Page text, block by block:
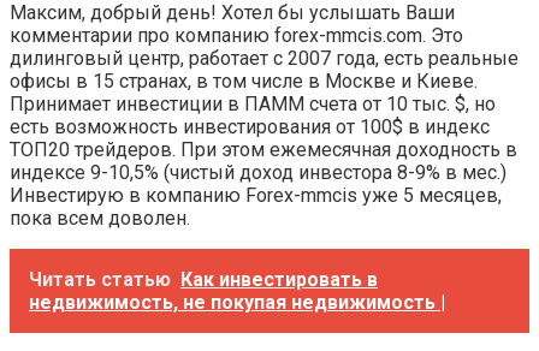
Максим, добрый день! Хотел бы услышать Ваши
комментарии про компанию forex-mmcis.com. Это
дилинговый центр, работает с 2007 года, есть реальные
офисы в 15 странах, в том числе в Москве и Киеве.
Принимает инвестиции в ПАММ счета от 10 тыс. $, но
есть возможность инвестирования от 100$ в индекс
ТОП20 трейдеров. При этом ежемесячная доходность в
индексе 9-10,5% (чистый доход инвестора 8-9% в мес.)
Инвестирую в компанию Forex-mmcis уже 5 месяцев,
пока всем доволен.
Читать статью Как инвестировать в
недвижимость, не покупая недвижимость |